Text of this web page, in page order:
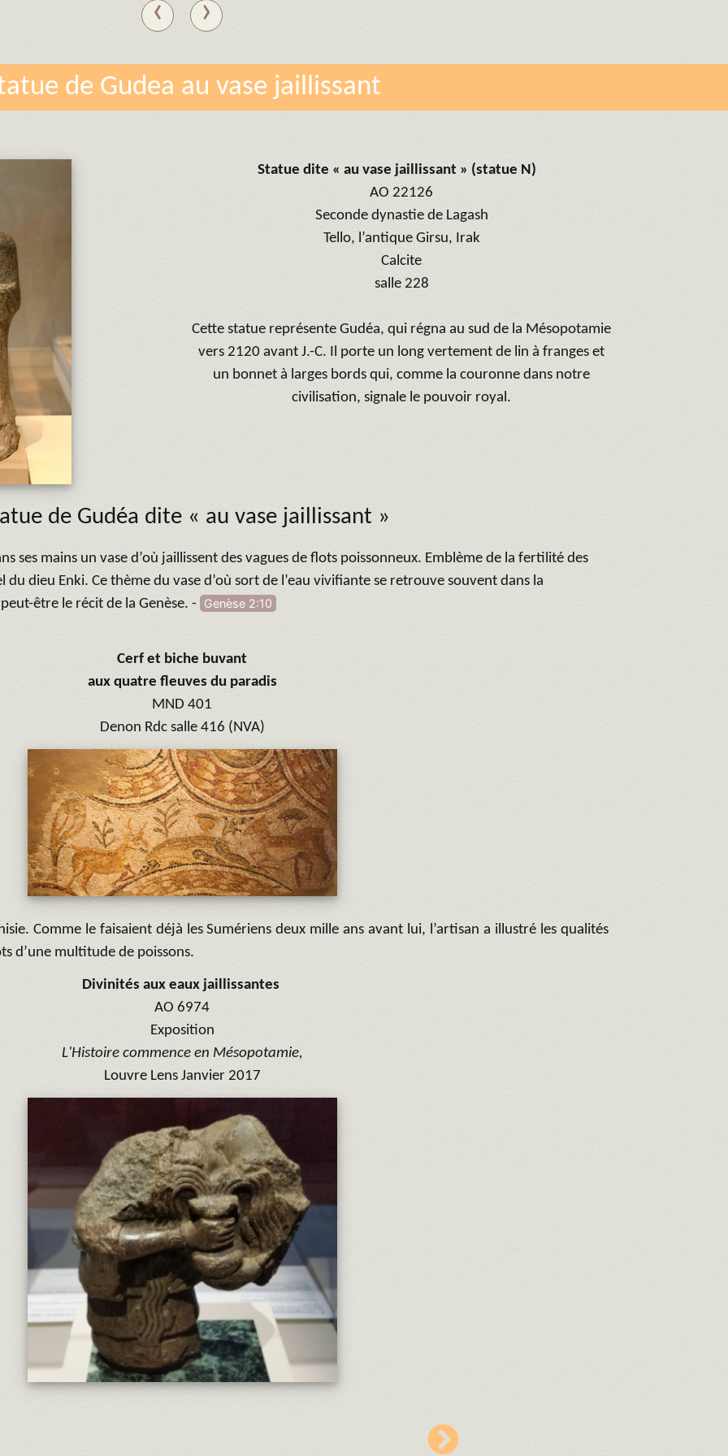
‹ ›
de Gudea au vase jaillissant
Statue dite « au vase jaillissant » (statue N)
AO 22126
Seconde dynastie de Lagash
Tello, l’antique Girsu, Irak
Calcite
salle 228
Cette statue représente Gudéa, qui régna au sud de la Mésopotamie
vers 2120 avant J.-C. Il porte un long vertement de lin à franges et
un bonnet à larges bords qui, comme la couronne dans notre
civilisation, signale le pouvoir royal.
de Gudéa dite « au vase jaillissant »
ses mains un vase d’où jaillissent des vagues de flots poissonneux. Emblème de la fertilité des
du dieu Enki. Ce thème du vase d’où sort de l’eau vivifiante se retrouve souvent dans la
être le récit de la Genèse. - Genèse 2:10
Cerf et biche buvant
aux quatre fleuves du paradis
MND 401
Denon Rdc salle 416 (NVA)
Comme le faisaient déjà les Sumériens deux mille ans avant lui, l’artisan a illustré les qualités
d’une multitude de poissons.
Divinités aux eaux jaillissantes
AO 6974
Exposition
L'Histoire commence en Mésopotamie,
Louvre Lens Janvier 2017